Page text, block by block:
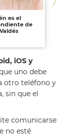
es el
de
iOS y
uno debe
otro teléfono y
sin que el
comunicarse
no esté